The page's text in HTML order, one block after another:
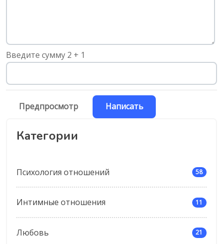
Категории
Психология отношений 58
Интимные отношения 11
Любовь 21
Введите сумму 2 + 1